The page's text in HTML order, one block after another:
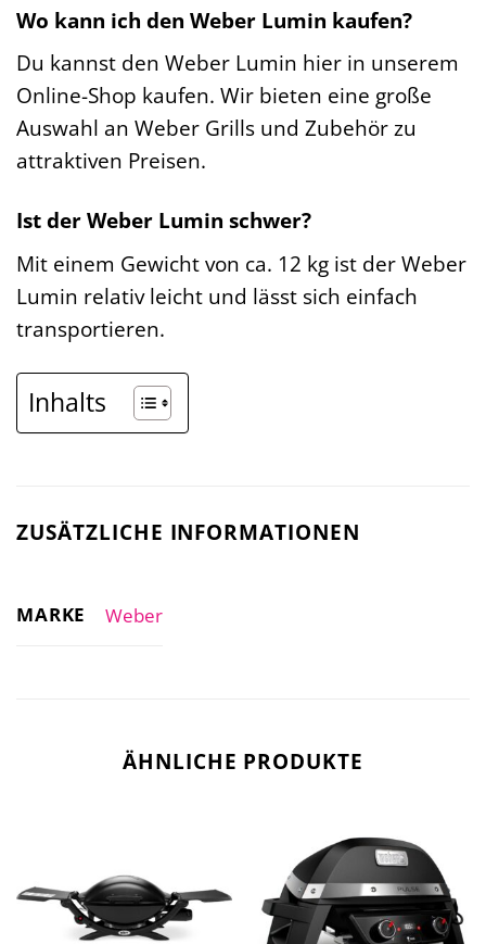
Wo kann ich den Weber Lumin kaufen?
Du kannst den Weber Lumin hier in unserem
Online-Shop kaufen. Wir bieten eine große
Auswahl an Weber Grills und Zubehör zu
attraktiven Preisen.
Ist der Weber Lumin schwer?
Mit einem Gewicht von ca. 12 kg ist der Weber
Lumin relativ leicht und lässt sich einfach
transportieren.
Inhalts
ZUSÄTZLICHE INFORMATIONEN
MARKE Weber
ÄHNLICHE PRODUKTE